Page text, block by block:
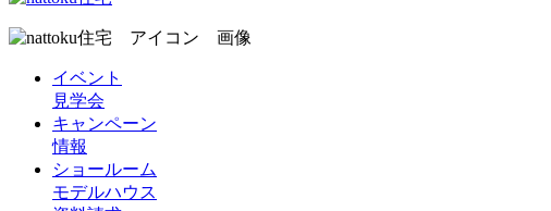
イベント
見学会
キャンペーン
情報
ショールーム
モデルハウス